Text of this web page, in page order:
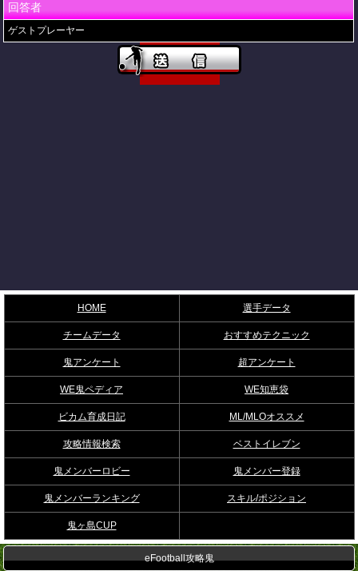
回答者
ゲストプレーヤー
HOME 選手データ
チームデータ おすすめテクニック
鬼アンケート 超アンケート
WE鬼ペディア WE知恵袋
ビカム育成日記 ML/MLOオススメ
攻略情報検索 ベストイレブン
鬼メンバーロビー 鬼メンバー登録
鬼メンバーランキング スキル/ポジション
鬼ヶ島CUP
eFootball攻略鬼